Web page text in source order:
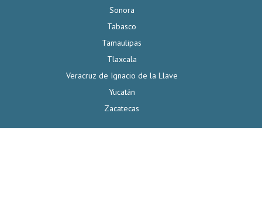
Sonora
Tabasco
Tamaulipas
Tlaxcala
Veracruz de Ignacio de la Llave
Yucatán
Zacatecas